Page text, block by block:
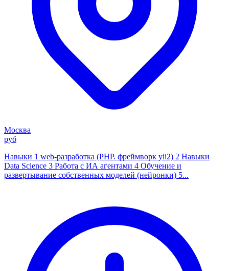
Москва
руб
Навыки 1 web-разработка (PHP. фреймворк yii2) 2 Навыки
Data Science 3 Работа с ИА агентами 4 Обучение и
развертывание собственных моделей (нейронки) 5...